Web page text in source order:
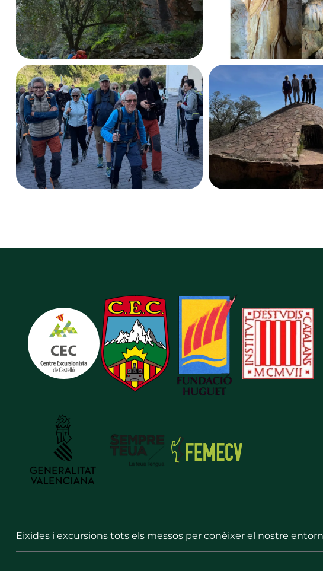
Eixides i excursions tots els messos per conèixer el nostre entorn